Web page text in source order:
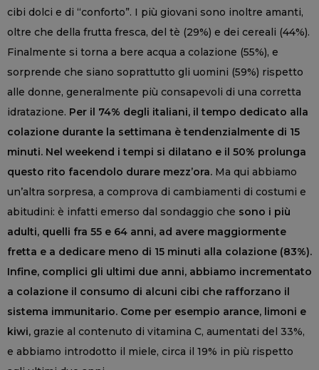
cibi dolci e di “conforto”. I più giovani sono inoltre amanti,
oltre che della frutta fresca, del tè (29%) e dei cereali (44%).
Finalmente si torna a bere acqua a colazione (55%), e
sorprende che siano soprattutto gli uomini (59%) rispetto
alle donne, generalmente più consapevoli di una corretta
idratazione. Per il 74% degli italiani, il tempo dedicato alla
colazione durante la settimana è tendenzialmente di 15
minuti. Nel weekend i tempi si dilatano e il 50% prolunga
questo rito facendolo durare mezz’ora. Ma qui abbiamo
un’altra sorpresa, a comprova di cambiamenti di costumi e
abitudini: è infatti emerso dal sondaggio che sono i più
adulti, quelli fra 55 e 64 anni, ad avere maggiormente
fretta e a dedicare meno di 15 minuti alla colazione (83%).
Infine, complici gli ultimi due anni, abbiamo incrementato
a colazione il consumo di alcuni cibi che rafforzano il
sistema immunitario. Come per esempio arance, limoni e
kiwi, grazie al contenuto di vitamina C, aumentati del 33%,
e abbiamo introdotto il miele, circa il 19% in più rispetto